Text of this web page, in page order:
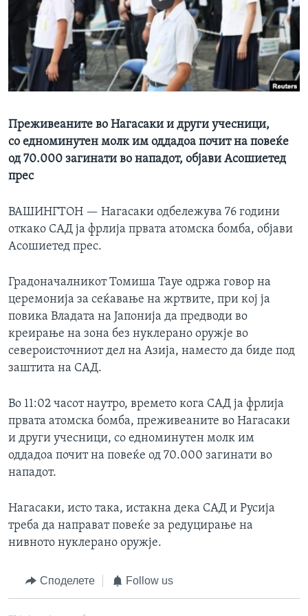
ИНТЕРВЈУА
Јазици
Преживеаните во Нагасаки и други учесници,
со едноминутен молк им оддадоа почит на повеќе
од 70.000 загинати во нападот, објави Асошиетед
прес
ВАШИНГТОН — Нагасаки одбележува 76 години
откако САД ја фрлија првата атомска бомба, објави
Асошиетед прес.
Градоначалникот Томиша Тауе одржа говор на
церемонија за сеќавање на жртвите, при кој ја
повика Владата на Јапонија да предводи во
креирање на зона без нуклерано оружје во
североисточниот дел на Азија, намeсто да биде под
заштита на САД.
Во 11:02 часот наутро, времето кога САД ја фрлија
првата атомска бомба, преживеаните во Нагасаки
и други учесници, со едноминутен молк им
оддадоа почит на повеќе од 70.000 загинати во
нападот.
Нагасаки, исто така, истакна дека САД и Русија
треба да направат повеќе за редуцирање на
нивното нуклерано оружје.
Споделете Follow us